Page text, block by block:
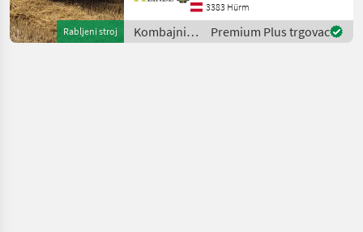
Rabljeni stroj
motor 120 KS - Ručni
mjenjač, 20 km/h - 5 slamo
3383 Hürm
Kombajni /
Claas
Premium Plus trgovac